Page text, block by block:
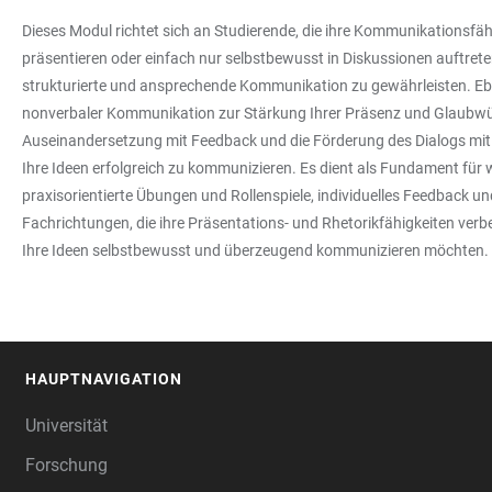
Dieses Modul richtet sich an Studierende, die ihre
präsentieren oder einfach nur selbstbewusst in Diskussionen
strukturierte und ansprechende Kommunikation zu gewährleisten.
nonverbaler Kommunikation zur Stärkung Ihrer Präsenz und
Auseinandersetzung mit Feedback und die Förderung des Dialogs
Ihre Ideen erfolgreich zu kommunizieren. Es dient als Fundament
praxisorientierte Übungen und Rollenspiele, individuelles Feedback
Fachrichtungen, die ihre Präsentations- und Rhetorikfähigkeiten
Ihre Ideen selbstbewusst und überzeugend kommunizieren möchten.
HAUPTNAVIGATION
Universität
Forschung